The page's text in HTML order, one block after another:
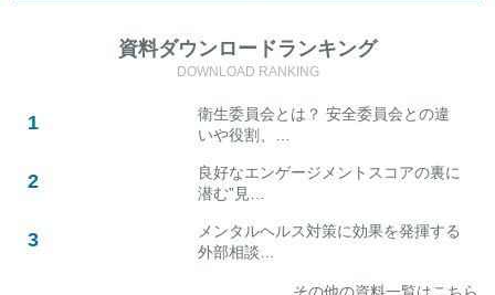
資料ダウンロードランキング
DOWNLOAD RANKING
衛生委員会とは？ 安全委員会との違
いや役割、…
良好なエンゲージメントスコアの裏に
潜む”見…
メンタルヘルス対策に効果を発揮する
外部相談…